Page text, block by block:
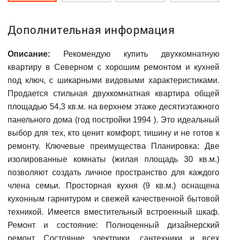
Дополнительная информация
Описание: Рекомендую купить двухкомнатную
квартиру в Северном с хорошим ремонтом и кухней
под ключ, с шикарными видовыми характеристиками.
Продается стильная двухкомнатная квартира общей
площадью 54,3 кв.м. на верхнем этаже десятиэтажного
панельного дома (год постройки 1994 ). Это идеальный
выбор для тех, кто ценит комфорт, тишину и не готов к
ремонту. Ключевые преимущества Планировка: Две
изолированные комнаты (жилая площадь 30 кв.м.)
позволяют создать личное пространство для каждого
члена семьи. Просторная кухня (9 кв.м.) оснащена
кухонным гарнитуром и свежей качественной бытовой
техникой. Имеется вместительный встроенный шкаф.
Ремонт и состояние: Полноценный дизайнерский
ремонт. Состояние электрики, сантехники и всех